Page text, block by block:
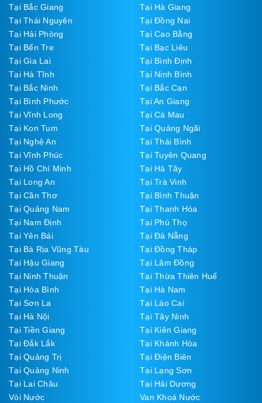
Tại Bắc Giang
Tại Hà Giang
Tại Thái Nguyên
Tại Đồng Nai
Tại Hải Phòng
Tại Cao Bằng
Tại Bến Tre
Tại Bạc Liêu
Tại Gia Lai
Tại Bình Định
Tại Hà Tĩnh
Tại Ninh Bình
Tại Bắc Ninh
Tại Bắc Cạn
Tại Bình Phước
Tại An Giang
Tại Vĩnh Long
Tại Cà Mau
Tại Kon Tum
Tại Quảng Ngãi
Tại Nghệ An
Tại Thái Bình
Tại Vĩnh Phúc
Tại Tuyên Quang
Tại Hồ Chí Minh
Tại Hà Tây
Tại Long An
Tại Trà Vinh
Tại Cần Thơ
Tại Bình Thuận
Tại Quảng Nam
Tại Thanh Hóa
Tại Nam Định
Tại Phú Thọ
Tại Yên Bái
Tại Đà Nẵng
Tại Bà Rịa Vũng Tàu
Tại Đồng Tháp
Tại Hậu Giang
Tại Lâm Đồng
Tại Ninh Thuận
Tại Thừa Thiên Huế
Tại Hòa Bình
Tại Hà Nam
Tại Sơn La
Tại Lào Cai
Tại Hà Nội
Tại Tây Ninh
Tại Tiền Giang
Tại Kiên Giang
Tại Đắk Lắk
Tại Khánh Hòa
Tại Quảng Trị
Tại Điện Biên
Tại Quảng Ninh
Tại Lạng Sơn
Tại Lai Châu
Tại Hải Dương
Vòi Nước
Van Khoá Nước